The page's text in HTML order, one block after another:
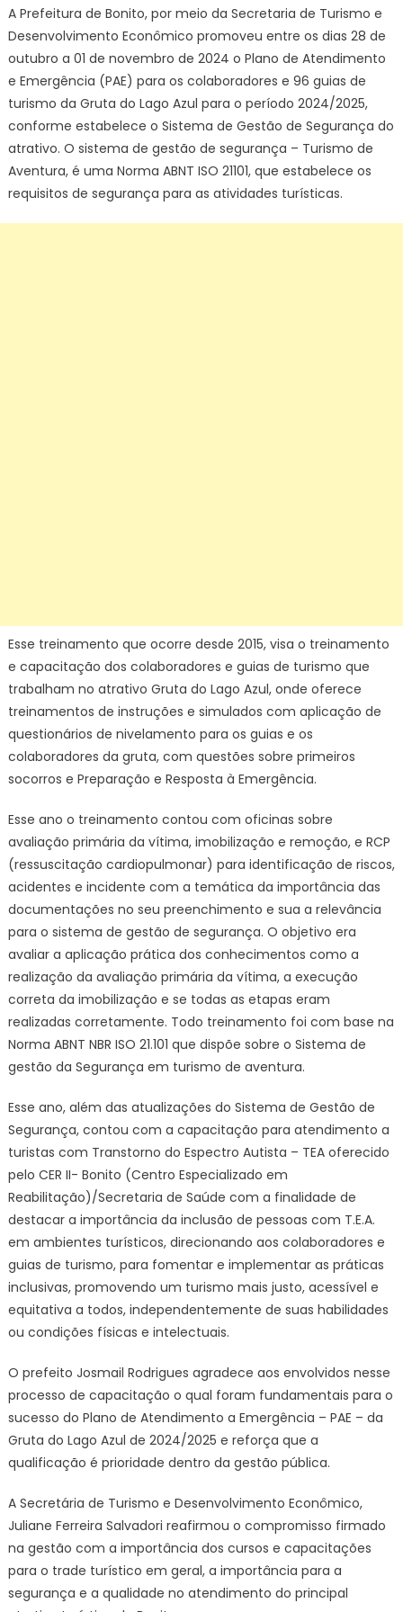
A Prefeitura de Bonito, por meio da Secretaria de Turismo e
Desenvolvimento Econômico promoveu entre os dias 28 de
outubro a 01 de novembro de 2024 o Plano de Atendimento
e Emergência (PAE) para os colaboradores e 96 guias de
turismo da Gruta do Lago Azul para o período 2024/2025,
conforme estabelece o Sistema de Gestão de Segurança do
atrativo. O sistema de gestão de segurança – Turismo de
Aventura, é uma Norma ABNT ISO 21101, que estabelece os
requisitos de segurança para as atividades turísticas.
Esse treinamento que ocorre desde 2015, visa o treinamento
e capacitação dos colaboradores e guias de turismo que
trabalham no atrativo Gruta do Lago Azul, onde oferece
treinamentos de instruções e simulados com aplicação de
questionários de nivelamento para os guias e os
colaboradores da gruta, com questões sobre primeiros
socorros e Preparação e Resposta à Emergência.
Esse ano o treinamento contou com oficinas sobre
avaliação primária da vítima, imobilização e remoção, e RCP
(ressuscitação cardiopulmonar) para identificação de riscos,
acidentes e incidente com a temática da importância das
documentações no seu preenchimento e sua a relevância
para o sistema de gestão de segurança. O objetivo era
avaliar a aplicação prática dos conhecimentos como a
realização da avaliação primária da vítima, a execução
correta da imobilização e se todas as etapas eram
realizadas corretamente. Todo treinamento foi com base na
Norma ABNT NBR ISO 21.101 que dispõe sobre o Sistema de
gestão da Segurança em turismo de aventura.
Esse ano, além das atualizações do Sistema de Gestão de
Segurança, contou com a capacitação para atendimento a
turistas com Transtorno do Espectro Autista – TEA oferecido
pelo CER II- Bonito (Centro Especializado em
Reabilitação)/Secretaria de Saúde com a finalidade de
destacar a importância da inclusão de pessoas com T.E.A.
em ambientes turísticos, direcionando aos colaboradores e
guias de turismo, para fomentar e implementar as práticas
inclusivas, promovendo um turismo mais justo, acessível e
equitativa a todos, independentemente de suas habilidades
ou condições físicas e intelectuais.
O prefeito Josmail Rodrigues agradece aos envolvidos nesse
processo de capacitação o qual foram fundamentais para o
sucesso do Plano de Atendimento a Emergência – PAE – da
Gruta do Lago Azul de 2024/2025 e reforça que a
qualificação é prioridade dentro da gestão pública.
A Secretária de Turismo e Desenvolvimento Econômico,
Juliane Ferreira Salvadori reafirmou o compromisso firmado
na gestão com a importância dos cursos e capacitações
para o trade turístico em geral, a importância para a
segurança e a qualidade no atendimento do principal